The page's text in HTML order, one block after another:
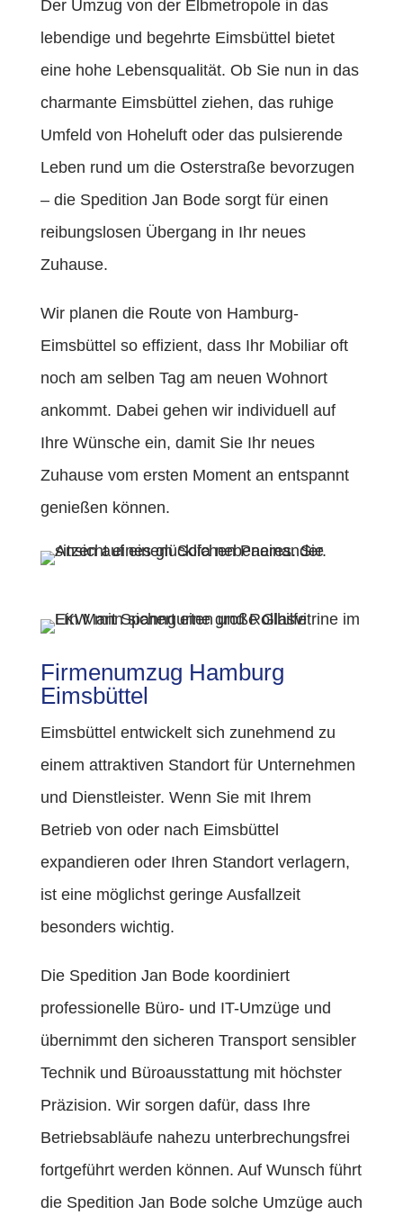
Der Umzug von der Elbmetropole in das
lebendige und begehrte Eimsbüttel bietet
eine hohe Lebensqualität. Ob Sie nun in das
charmante Eimsbüttel ziehen, das ruhige
Umfeld von Hoheluft oder das pulsierende
Leben rund um die Osterstraße bevorzugen
– die Spedition Jan Bode sorgt für einen
reibungslosen Übergang in Ihr neues
Zuhause.
Wir planen die Route von Hamburg-
Eimsbüttel so effizient, dass Ihr Mobiliar oft
noch am selben Tag am neuen Wohnort
ankommt. Dabei gehen wir individuell auf
Ihre Wünsche ein, damit Sie Ihr neues
Zuhause vom ersten Moment an entspannt
genießen können.
Firmenumzug Hamburg
Eimsbüttel
Eimsbüttel entwickelt sich zunehmend zu
einem attraktiven Standort für Unternehmen
und Dienstleister. Wenn Sie mit Ihrem
Betrieb von oder nach Eimsbüttel
expandieren oder Ihren Standort verlagern,
ist eine möglichst geringe Ausfallzeit
besonders wichtig.
Die Spedition Jan Bode koordiniert
professionelle Büro- und IT-Umzüge und
übernimmt den sicheren Transport sensibler
Technik und Büroausstattung mit höchster
Präzision. Wir sorgen dafür, dass Ihre
Betriebsabläufe nahezu unterbrechungsfrei
fortgeführt werden können. Auf Wunsch führt
die Spedition Jan Bode solche Umzüge auch